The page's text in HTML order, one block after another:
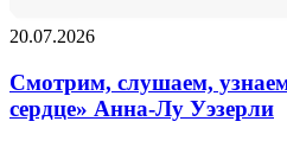
20.07.2026
Смотрим, слушаем,
сердце» Анна-Лу Уэзерли